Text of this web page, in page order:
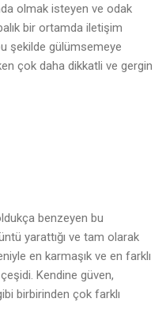
olmak isteyen ve odak
bir ortamda iletişim
şekilde gülümsemeye
çok daha dikkatli ve gergin
benzeyen bu
yarattığı ve tam olarak
en karmaşık ve en farklı
Kendine güven,
birbirinden çok farklı